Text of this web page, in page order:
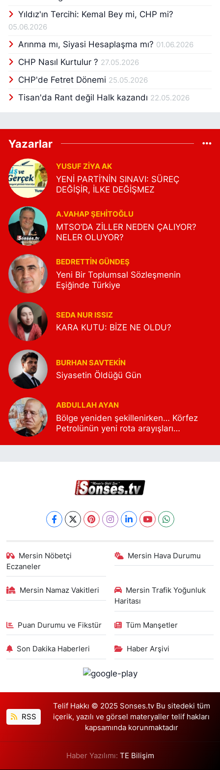
Yıldız'ın Tercihi: Kemal Bey mi, CHP mi?
05.06.2026
Arınma mı, Siyasi Hesaplaşma mı? 01.06.2026
CHP Nasıl Kurtulur ? 27.05.2026
CHP'de Fetret Dönemi 25.05.2026
Tisan'da Rant değil Halk kazandı 22.05.2026
Yazarlar
YUSUF ZIYA AK
YENİ PARTİ’NİN SINAVI: SÜREÇ
DEĞİŞİR, İLKE DEĞİŞMEZ
A.VAHAP ŞEHITOĞLU
MTSO’DA ZİLLER NEDEN ÇALIYOR?
NELER OLUYOR?
BEDRETTIN GÜNDEŞ
Yeni Bir Toplumsal Sözleşmenin
Eşiğinde Türkiye
SEDA NUR ISSIZ
KARA KUTU: BİZE NE OLDU?
BURHAN SAVTEKİN
Siyasetin Öldüğü Gün
ABDULLAH AYAN
Bölge yeniden şekillenirken… Körfez
Petrolünün yeni rota arayışları…
Mersin Nöbetçi
Eczaneler
Mersin Hava Durumu
Mersin Namaz Vakitleri
Mersin Trafik Yoğunluk
Haritası
Puan Durumu ve Fikstür Tüm Manşetler
Son Dakika Haberleri Haber Arşivi
RSS
Telif Hakkı © 2025 Sonses.tv Bu sitedeki tüm
içerik, yazılı ve görsel materyaller telif hakları
kapsamında korunmaktadır
Haber Yazılımı: TE Bilişim